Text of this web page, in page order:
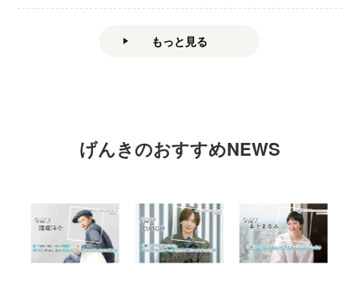
もっと見る
げんきのおすすめNEWS